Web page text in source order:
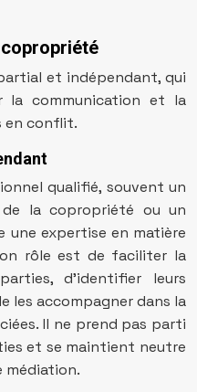
et indépendant, qui
la communication et la
en conflit.
qualifié, souvent un
la copropriété ou un
une expertise en matière
rôle est de faciliter la
d’identifier leurs
les accompagner dans la
Il ne prend pas parti
et se maintient neutre
médiation.